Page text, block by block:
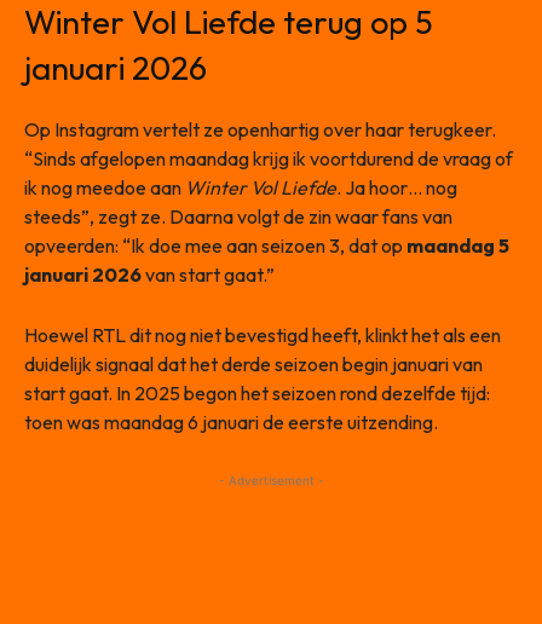
Winter Vol Liefde terug op 5
januari 2026
Op Instagram vertelt ze openhartig over haar terugkeer.
“Sinds afgelopen maandag krijg ik voortdurend de vraag of
ik nog meedoe aan Winter Vol Liefde. Ja hoor… nog
steeds”, zegt ze. Daarna volgt de zin waar fans van
opveerden: “Ik doe mee aan seizoen 3, dat op maandag 5
januari 2026van start gaat.”
Hoewel RTL dit nog niet bevestigd heeft, klinkt het als een
duidelijk signaal dat het derde seizoen begin januari van
start gaat. In 2025 begon het seizoen rond dezelfde tijd:
toen was maandag 6 januari de eerste uitzending.
- Advertisement -